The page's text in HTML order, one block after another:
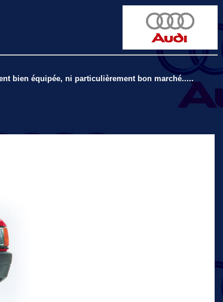
bien équipée, ni particulièrement bon marché.....